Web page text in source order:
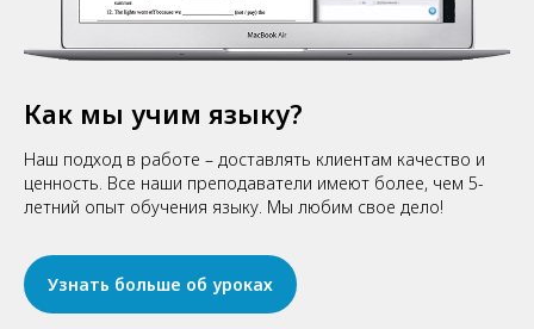
Как мы учим языку?
Наш подход в работе – доставлять клиентам качество и
ценность. Все наши преподаватели имеют более, чем 5-
летний опыт обучения языку. Мы любим свое дело!
Узнать больше об уроках